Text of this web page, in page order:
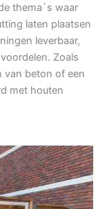
thema`s waar
laten plaatsen
leverbaar,
Zoals
van beton of een
met houten